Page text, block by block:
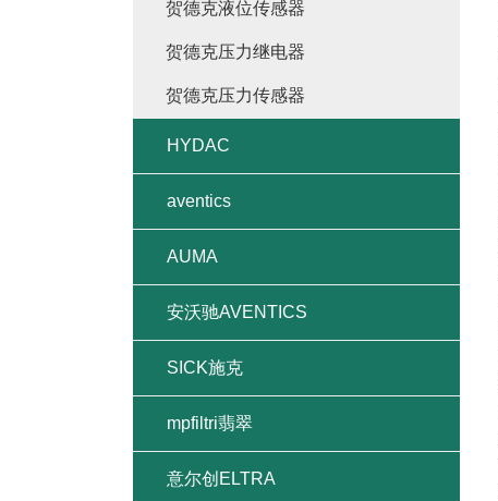
贺德克液位传感器
贺德克压力继电器
贺德克压力传感器
HYDAC
aventics
AUMA
安沃驰AVENTICS
SICK施克
mpfiltri翡翠
意尔创ELTRA